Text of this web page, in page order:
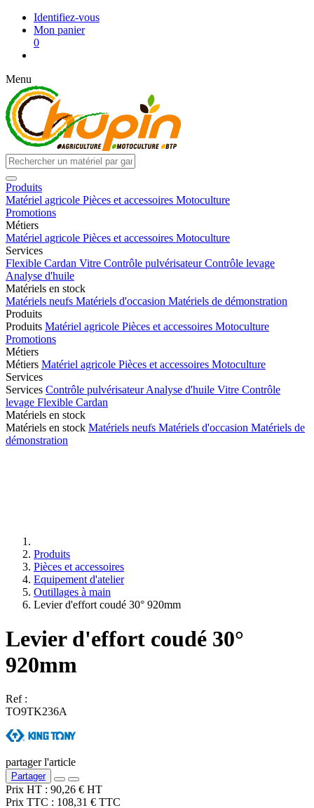
Identifiez-vous
Mon panier
0
Menu
Produits
Matériel agricole Pièces et accessoires Motoculture
Promotions
Métiers
Matériel agricole Pièces et accessoires Motoculture
Services
Flexible Cardan Vitre Contrôle pulvérisateurContrôle levage
Analyse d'huile
Matériels en stock
Matériels neufs Matériels d'occasion Matériels de démonstration
Produits
Produits Matériel agricole Pièces et accessoires Motoculture
Promotions
Métiers
Métiers Matériel agricole Pièces et accessoires Motoculture
Services
Services Contrôle pulvérisateurAnalyse d'huile Vitre Contrôle
levage Flexible Cardan
Matériels en stock
Matériels en stock Matériels neufs Matériels d'occasion Matériels de
démonstration
Produits
Pièces et accessoires
Equipement d'atelier
Outillages à main
Levier d'effort coudé 30° 920mm
Levier d'effort coudé 30°
920mm
Ref :
TO9TK236A
partager l'article
Partager
Prix HT : 90,26 € HT
Prix TTC : 108,31 € TTC